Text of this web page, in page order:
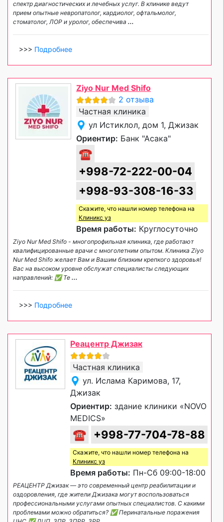
спектр диагностических и лечебных услуг. В клинике ведут
прием опытные невропатолог, кардиолог, офтальмолог,
стоматолог, ЛОР и уролог, обеспечива ...
>>> Подробнее
Ziyo Nur Med Shifo
2 отзыва
Частная клиника
ул Истиклол, дом 1, Джизак
Ориентир: Банк "Асака"
☎
+998-72-222-00-04
+998-93-308-16-33
Скажите, что нашли номер телефона на
Клиникс уз
Время работы: Круглосуточно
Ziyo Nur Med Shifo - многопрофильная клиника, где работают
квалифицированные врачи с многолетним опытом. Клиника Ziyo
Nur Med Shifo желает Вам и Вашим близким крепкого здоровья!
Вас на высоком уровне обслужат специалисты следующих
направлений: ✅ Те ...
>>> Подробнее
Реацентр Джизак
Частная клиника
ул. Ислама Каримова, 17,
Джизак
Ориентир: здание клиники «NOVO
MEDICS»
☎ +998-77-704-78-88
Скажите, что нашли номер телефона на
Клиникс уз
Время работы: Пн-Сб 09:00-18:00
РЕАЦЕНТР Джизак — это современный центр реабилитации и
оздоровления, где жители Джизака могут воспользоваться
профессиональными услугами опытных специалистов. С какими
проблемами можно обратиться? ✅ Перинатальные поражения